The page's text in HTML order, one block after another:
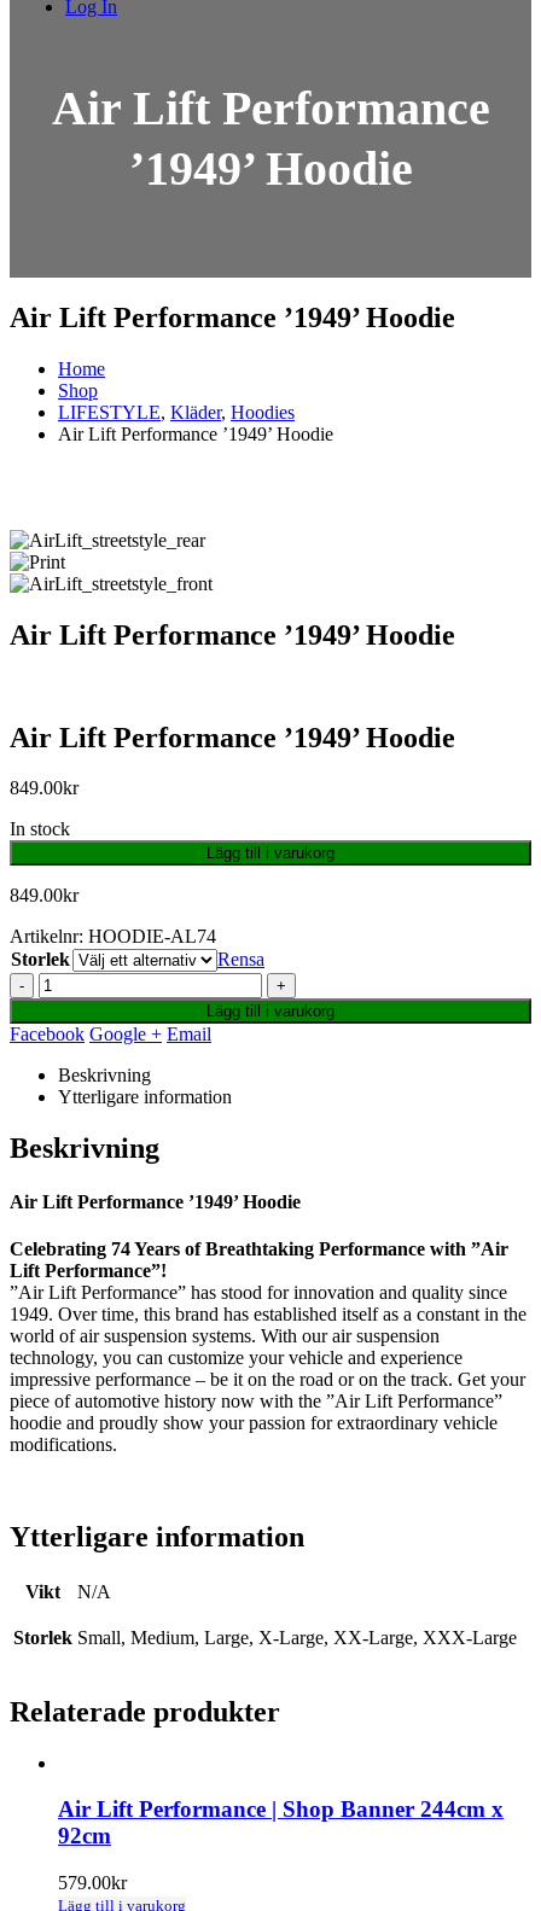
Log In
Air Lift Performance
’1949’ Hoodie
Air Lift Performance ’1949’ Hoodie
Home
Shop
LIFESTYLE, Kläder, Hoodies
Air Lift Performance ’1949’ Hoodie
Air Lift Performance ’1949’ Hoodie
Air Lift Performance ’1949’ Hoodie
849.00kr
In stock
Lägg till i varukorg
849.00kr
Artikelnr: HOODIE-AL74
Storlek
Rensa
-
+
Lägg till i varukorg
Facebook Google + Email
Beskrivning
Ytterligare information
Beskrivning
Air Lift Performance ’1949’ Hoodie
Celebrating 74 Years of Breathtaking Performance with ”Air
Lift Performance”!
”Air Lift Performance” has stood for innovation and quality since
1949. Over time, this brand has established itself as a constant in the
world of air suspension systems. With our air suspension
technology, you can customize your vehicle and experience
impressive performance – be it on the road or on the track. Get your
piece of automotive history now with the ”Air Lift Performance”
hoodie and proudly show your passion for extraordinary vehicle
modifications.
Ytterligare information
Vikt N/A
Storlek Small, Medium, Large, X-Large, XX-Large, XXX-Large
Relaterade produkter
Air Lift Performance | Shop Banner 244cm x
92cm
579.00kr
Lägg till i varukorg